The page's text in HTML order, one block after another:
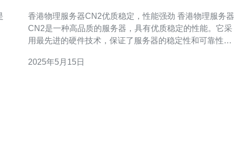
香港物理服务器CN2优质稳定，性能强劲 香港物理服务器
CN2是一种高品质的服务器，具有优质稳定的性能。它采
用最先进的硬件技术，保证了服务器的稳定性和可靠性。
服务器CN2，享受稳定、高效的服务。 香港物理服务器
2025年5月15日